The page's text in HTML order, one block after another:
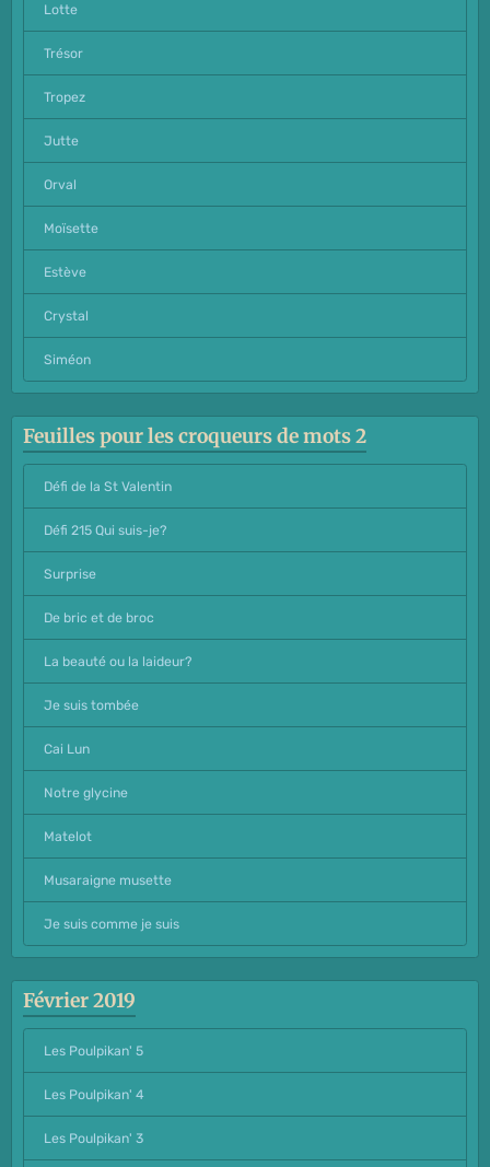
Lotte
Trésor
Tropez
Jutte
Orval
Moïsette
Estève
Crystal
Siméon
Feuilles pour les croqueurs de mots 2
Défi de la St Valentin
Défi 215 Qui suis-je?
Surprise
De bric et de broc
La beauté ou la laideur?
Je suis tombée
Cai Lun
Notre glycine
Matelot
Musaraigne musette
Je suis comme je suis
Février 2019
Les Poulpikan' 5
Les Poulpikan' 4
Les Poulpikan' 3